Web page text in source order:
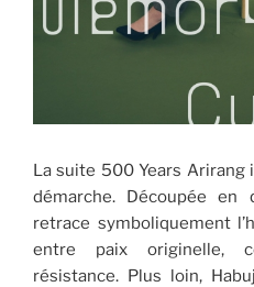
La suite 500 Years
démarche. Découpée en
retrace symboliquement
entre paix originelle,
résistance. Plus loin,